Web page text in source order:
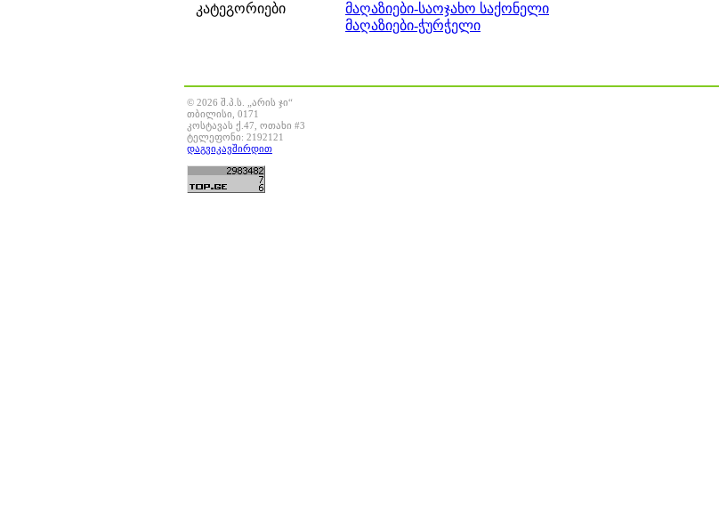
კატეგორიები
მაღაზიები-საოჯახო საქონელი
მაღაზიები-ჭურჭელი
© 2026 შ.პ.ს. „არის ჯი“
თბილისი, 0171
კოსტავას ქ.47, ოთახი #3
ტელეფონი: 2192121
დაგვიკავშირდით